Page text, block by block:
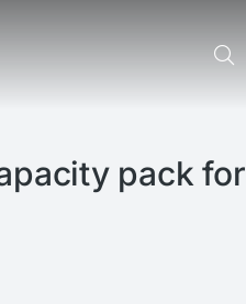
pack for